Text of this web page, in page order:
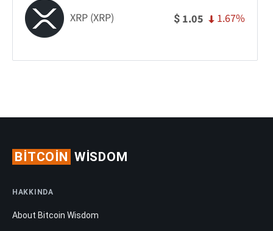
XRP (XRP) $ 1.05 1.67%
BITCOIN WISDOM
HAKKINDA
About Bitcoin Wisdom